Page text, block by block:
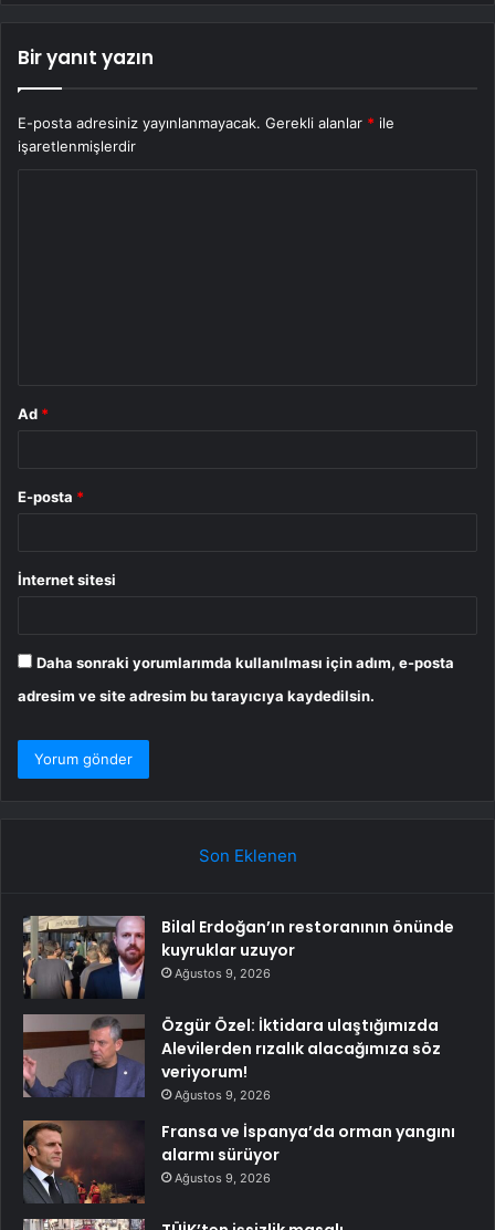
Bir yanıt yazın
E-posta adresiniz yayınlanmayacak. Gerekli alanlar * ile
işaretlenmişlerdir
Ad *
E-posta *
İnternet sitesi
Daha sonraki yorumlarımda kullanılması için adım, e-posta
adresim ve site adresim bu tarayıcıya kaydedilsin.
Son Eklenen
Bilal Erdoğan’ın restoranının önünde
kuyruklar uzuyor
Ağustos 9, 2026
Özgür Özel: İktidara ulaştığımızda
Alevilerden rızalık alacağımıza söz
veriyorum!
Ağustos 9, 2026
Fransa ve İspanya’da orman yangını
alarmı sürüyor
Ağustos 9, 2026